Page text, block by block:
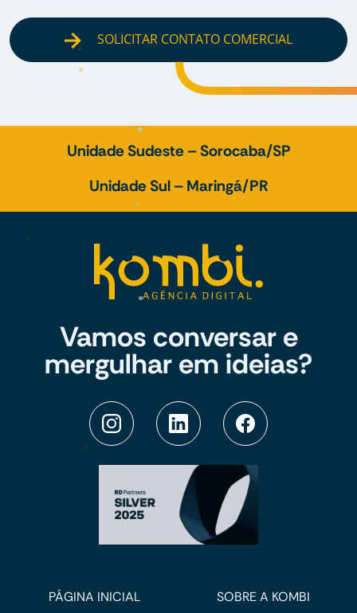
SOLICITAR CONTATO COMERCIAL
Unidade Sudeste – Sorocaba/SP
Unidade Sul – Maringá/PR
Vamos conversar e
mergulhar em ideias?
PÁGINA INICIAL SOBRE A KOMBI